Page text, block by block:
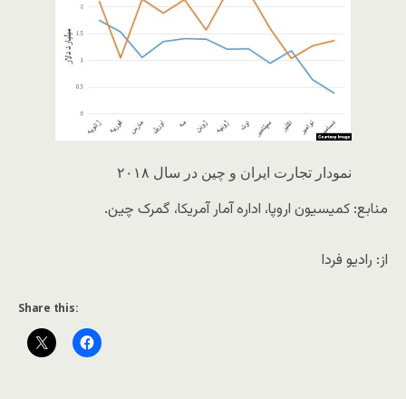
نمودار تجارت ایران و چین در سال ۲۰۱۸
منابع: کمیسیون اروپا، اداره آمار آمریکا، گمرک چین.
از: رادیو فردا
Share this: